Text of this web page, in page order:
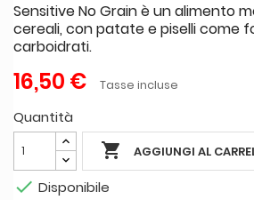
Sensitive No Grain è un alimento
cereali, con patate e piselli come
carboidrati.
16,50 € Tasse incluse
Quantità
 AGGIUNGI AL
 Disponibile